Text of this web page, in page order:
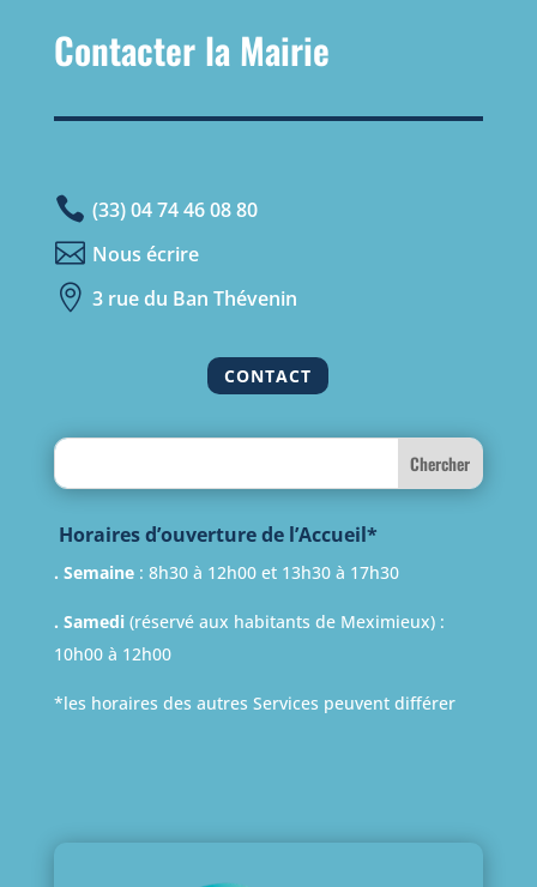
Contacter la Mairie
 (33) 04 74 46 08 80
 Nous écrire
 3 rue du Ban Thévenin
CONTACT
Search
Horaires d’ouverture de l’Accueil*
. Semaine: 8h30 à 12h00 et 13h30 à 17h30
. Samedi(réservé aux habitants de Meximieux) :
10h00 à 12h00
*les horaires des autres Services peuvent différer